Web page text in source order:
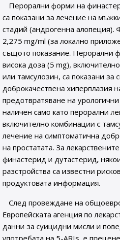
Перорални форми на
са показани за лечение на
стадий (андрогенна алопеция).
2,275 mg/ml (за локално
същото показание. Перорални
висока доза (5 mg),
или тамсулозин, са показани за
доброкачествена хиперплазия
предотвратяване на
наличен само като перорални
включително комбинации с
лечение на симптоматична
на простатата. За
финастерид и дутастерид,
разстройства са известни
продуктовата информация.
След провеждане на
Европейската агенция по
данни за суицидни мисли и
употребата на 5-ARIs, е